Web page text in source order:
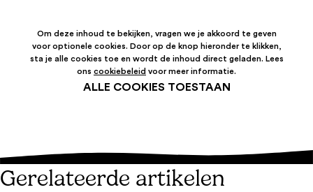
Om deze inhoud te bekijken, vragen we je akkoord te geven
voor optionele cookies. Door op de knop hieronder te klikken,
sta je alle cookies toe en wordt de inhoud direct geladen. Lees
ons cookiebeleid voor meer informatie.
ALLE COOKIES TOESTAAN
Gerelateerde artikelen